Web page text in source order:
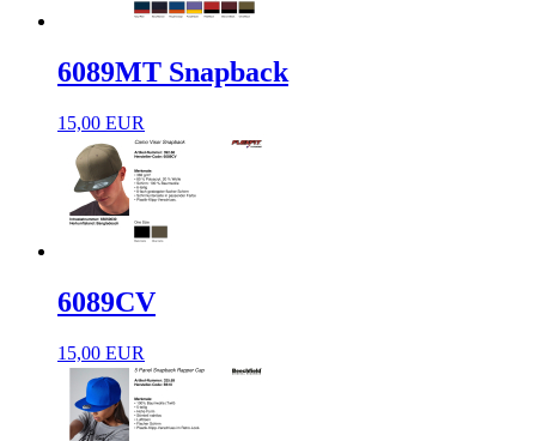
6089MT Snapback
15,00 EUR
6089CV
15,00 EUR